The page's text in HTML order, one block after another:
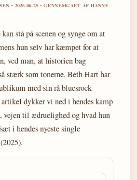
• 2026-06-25 • GENNEMGAET AF HANNE
stå på scenen og synge om at
hun selv har kæmpet for at
ved man, at historien bag
stærk som tonerne. Beth Hart har
med sin rå bluesrock-
dykker vi ned i hendes kamp
vejen til ædruelighed og hvad hun
i hendes nyeste single